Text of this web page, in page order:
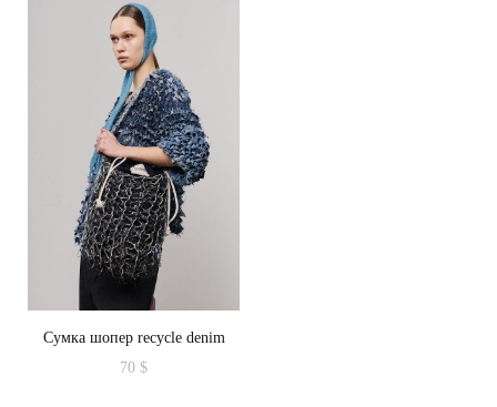
Сумка шопер recycle denim
70$